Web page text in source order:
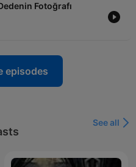
Fotoğrafı
episodes
See all